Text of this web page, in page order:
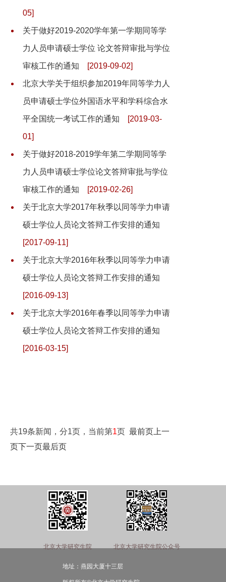
05]
关于做好2019-2020学年第一学期同等学
力人员申请硕士学位 论文答辩审批与学位
审核工作的通知 [2019-09-02]
北京大学关于组织参加2019年同等学力人
员申请硕士学位外国语水平和学科综合水
平全国统一考试工作的通知 [2019-03-
01]
关于做好2018-2019学年第二学期同等学
力人员申请硕士学位论文答辩审批与学位
审核工作的通知 [2019-02-26]
关于北京大学2017年秋季以同等学力申请
硕士学位人员论文答辩工作安排的通知
[2017-09-11]
关于北京大学2016年秋季以同等学力申请
硕士学位人员论文答辩工作安排的通知
[2016-09-13]
关于北京大学2016年春季以同等学力申请
硕士学位人员论文答辩工作安排的通知
[2016-03-15]
共19条新闻，分1页，当前第1页 最前页 上一
页下一页最后页
北京大学研究生院 北京大学研究生院公众号
地址：燕园大厦十三层